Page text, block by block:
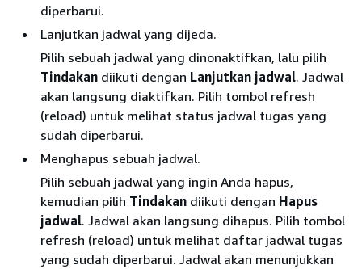
diperbarui.
Lanjutkan jadwal yang dijeda.
Pilih sebuah jadwal yang dinonaktifkan, lalu pilih
Tindakan diikuti dengan Lanjutkan jadwal. Jadwal
akan langsung diaktifkan. Pilih tombol refresh
(reload) untuk melihat status jadwal tugas yang
sudah diperbarui.
Menghapus sebuah jadwal.
Pilih sebuah jadwal yang ingin Anda hapus,
kemudian pilih Tindakan diikuti dengan Hapus
jadwal. Jadwal akan langsung dihapus. Pilih tombol
refresh (reload) untuk melihat daftar jadwal tugas
yang sudah diperbarui. Jadwal akan menunjukkan